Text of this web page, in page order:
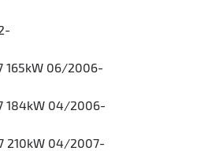
165kW 06/2006-
184kW 04/2006-
210kW 04/2007-